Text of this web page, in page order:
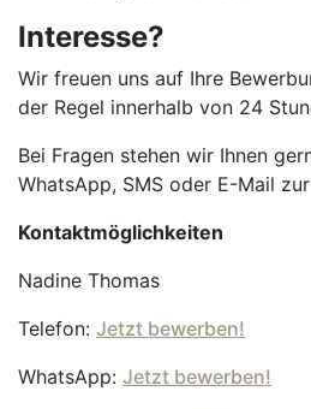
Interesse?
Wir freuen uns auf Ihre
der Regel innerhalb von 24
Bei Fragen stehen wir Ihnen
WhatsApp, SMS oder E-Mail
Kontaktmöglichkeiten
Nadine Thomas
Telefon: Jetzt bewerben!
WhatsApp: Jetzt bewerben!